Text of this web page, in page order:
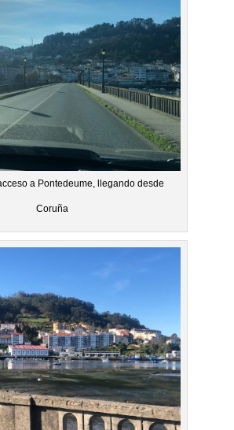
a Pontedeume, llegando desde
Coruña